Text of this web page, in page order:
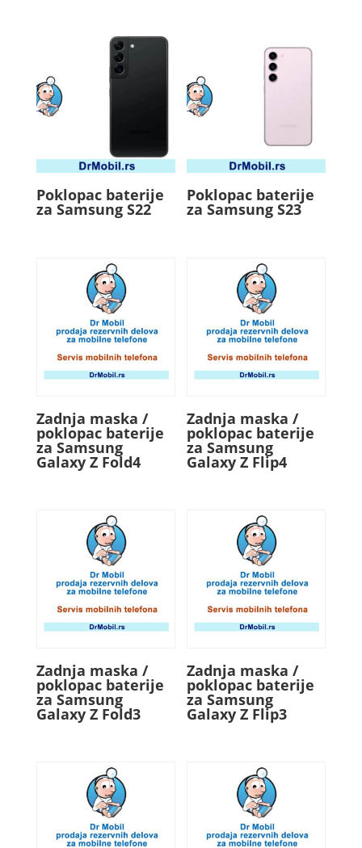
Poklopac baterije
za Samsung S22
Poklopac baterije
za Samsung S23
Zadnja maska /
poklopac baterije
za Samsung
Galaxy Z Fold4
Zadnja maska /
poklopac baterije
za Samsung
Galaxy Z Flip4
Zadnja maska /
poklopac baterije
za Samsung
Galaxy Z Fold3
Zadnja maska /
poklopac baterije
za Samsung
Galaxy Z Flip3